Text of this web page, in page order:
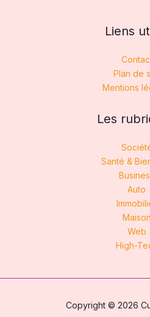
Liens
Plan de
Mentions
Les
Santé &
Auto
Maison
Web
High-
Copyright © 2026